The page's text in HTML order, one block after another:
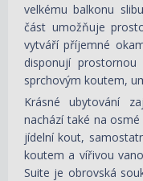
velkému balkonu
část umožňuje
vytváří příjemné
disponují
sprchovým koutem,
Krásné ubytování
nachází také na
jídelní kout,
koutem a vířivou
Suite je obrovská